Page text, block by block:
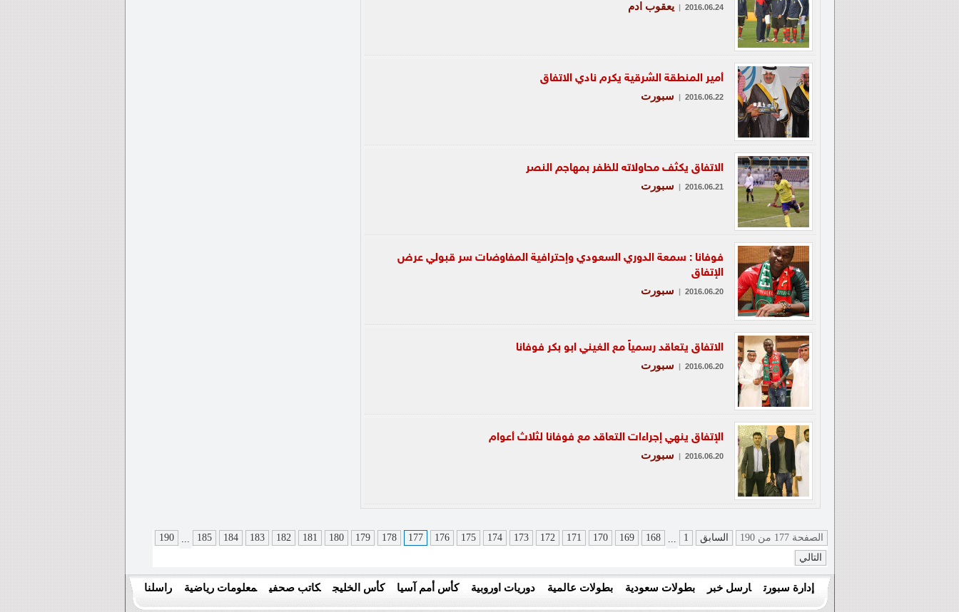
2016.06.24
| يعقوب ادم
أمير المنطقة الشرقية يكرم نادي الاتفاق
2016.06.22
| سبورت
الاتفاق يكثف محاولاته للظفر بمهاجم النصر
2016.06.21
| سبورت
فوفانا : سمعة الدوري السعودي وإحترافية المفاوضات سر قبولي عرض
الإتفاق
2016.06.20
| سبورت
الاتفاق يتعاقد رسمياً مع الغيني ابو بكر فوفانا
2016.06.20
| سبورت
الإتفاق ينهي إجراءات التعاقد مع فوفانا لثلاث أعوام
2016.06.20
| سبورت
الصفحة 177 من 190 السابق 1
...
168
169
170
171
172
173
174
175
176
177
178
179
180
181
182
183
184
185
...
190
التالي
إدارة سبورت ارسل خبر بطولات سعودية بطولات عالمية دوريات اوروبية كأس أمم آسيا كأس الخليج كاتب صحفي معلومات رياضية راسلنا